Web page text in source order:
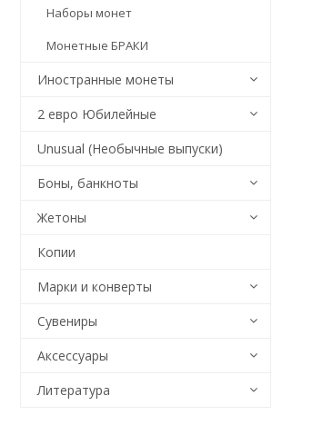
Наборы монет
Монетные БРАКИ
Иностранные монеты
2 евро Юбилейные
Unusual (Необычные выпуски)
Боны, банкноты
Жетоны
Копии
Марки и конверты
Сувениры
Аксессуары
Литература